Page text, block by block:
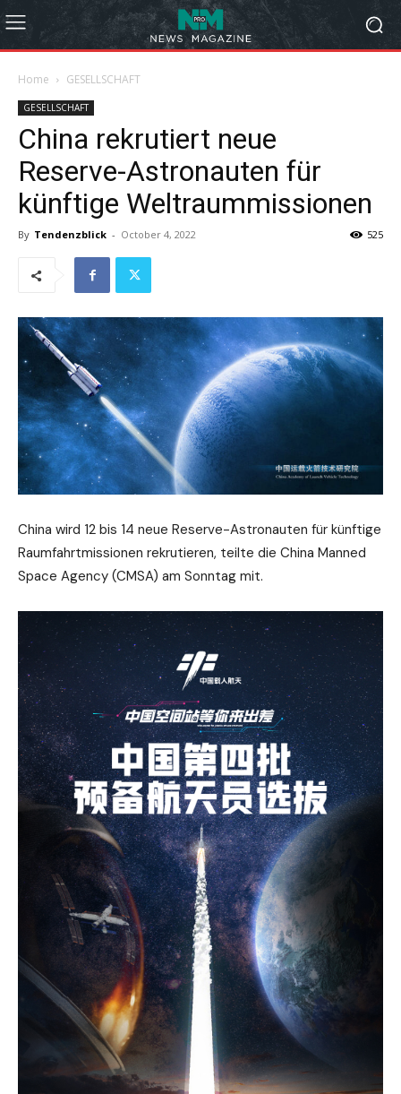
Home GESELLSCHAFT
GESELLSCHAFT
China rekrutiert neue
Reserve-Astronauten für
künftige Weltraummissionen
By Tendenzblick - October 4, 2022 525
China wird 12 bis 14 neue Reserve-Astronauten für künftige
Raumfahrtmissionen rekrutieren, teilte die China Manned
Space Agency (CMSA) am Sonntag mit.